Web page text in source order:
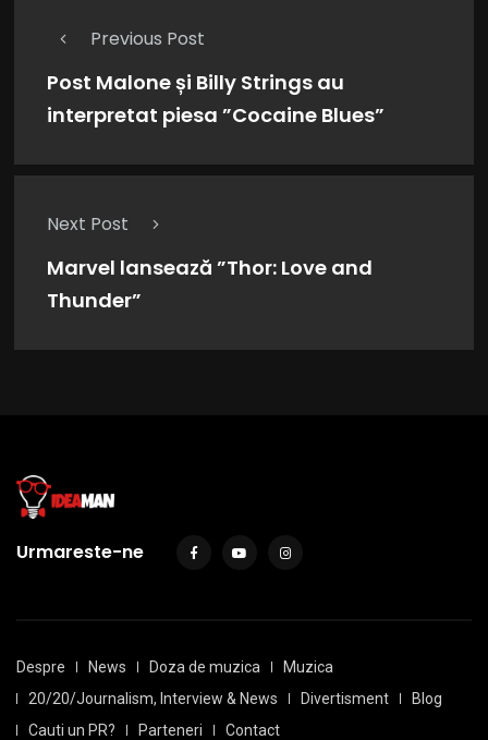
Previous Post
Post Malone și Billy Strings au
interpretat piesa ”Cocaine Blues”
Next Post
Marvel lansează ”Thor: Love and
Thunder”
Urmareste-ne
Despre News Doza de muzica
Muzica
20/20/Journalism, Interview & News
Divertisment
Blog
Cauti un PR?
Parteneri Contact